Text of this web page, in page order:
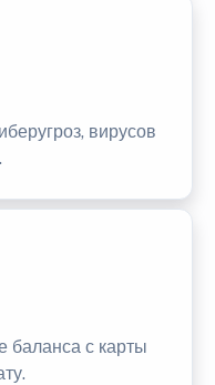
вирусов
баланса с карты